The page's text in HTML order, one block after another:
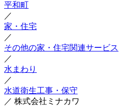
平和町
／
家・住宅
／
その他の家・住宅関連サービス
／
水まわり
／
水道衛生工事・保守
／ 株式会社ミナカワ